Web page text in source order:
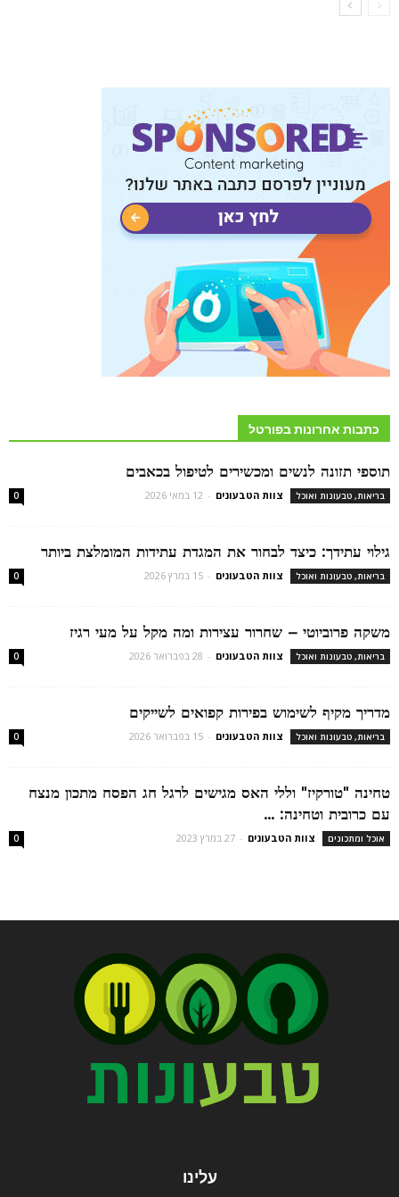
כתבות אחרונות בפורטל
תוספי תזונה לנשים ומכשירים לטיפול בכאבים
בריאות, טבעונות ואוכל צוות הטבעונים - 12 במאי 2026 0
גילוי עתידך: כיצד לבחור את המגדת עתידות המומלצת ביותר
בריאות, טבעונות ואוכל צוות הטבעונים - 15 במרץ 2026 0
משקה פרוביוטי – שחרור עצירות ומה מקל על מעי רגיז
בריאות, טבעונות ואוכל צוות הטבעונים - 28 בפברואר 2026 0
מדריך מקיף לשימוש בפירות קפואים לשייקים
בריאות, טבעונות ואוכל צוות הטבעונים - 15 בפברואר 2026 0
טחינה "טורקיז" וללי האס מגישים לרגל חג הפסח מתכון מנצח
עם כרובית וטחינה: ...
אוכל ומתכונים צוות הטבעונים - 27 במרץ 2023 0
עלינו